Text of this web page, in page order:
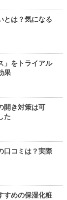
とは？気になる
」をトライアル
果
開き対策は可
た
口コミは？実際
すめの保湿化粧